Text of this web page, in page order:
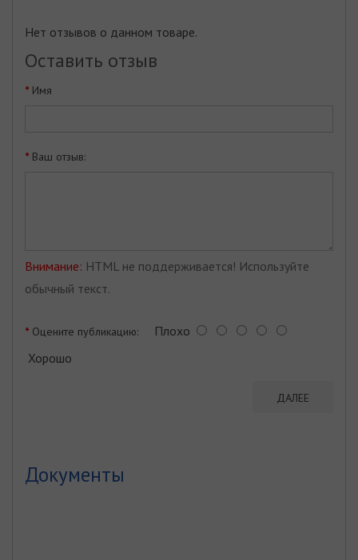
Нет отзывов о данном товаре.
Оставить отзыв
Имя
Ваш отзыв:
Внимание: HTML не поддерживается! Используйте
обычный текст.
Оцените публикацию: Плохо
Хорошо
ДАЛЕЕ
Документы